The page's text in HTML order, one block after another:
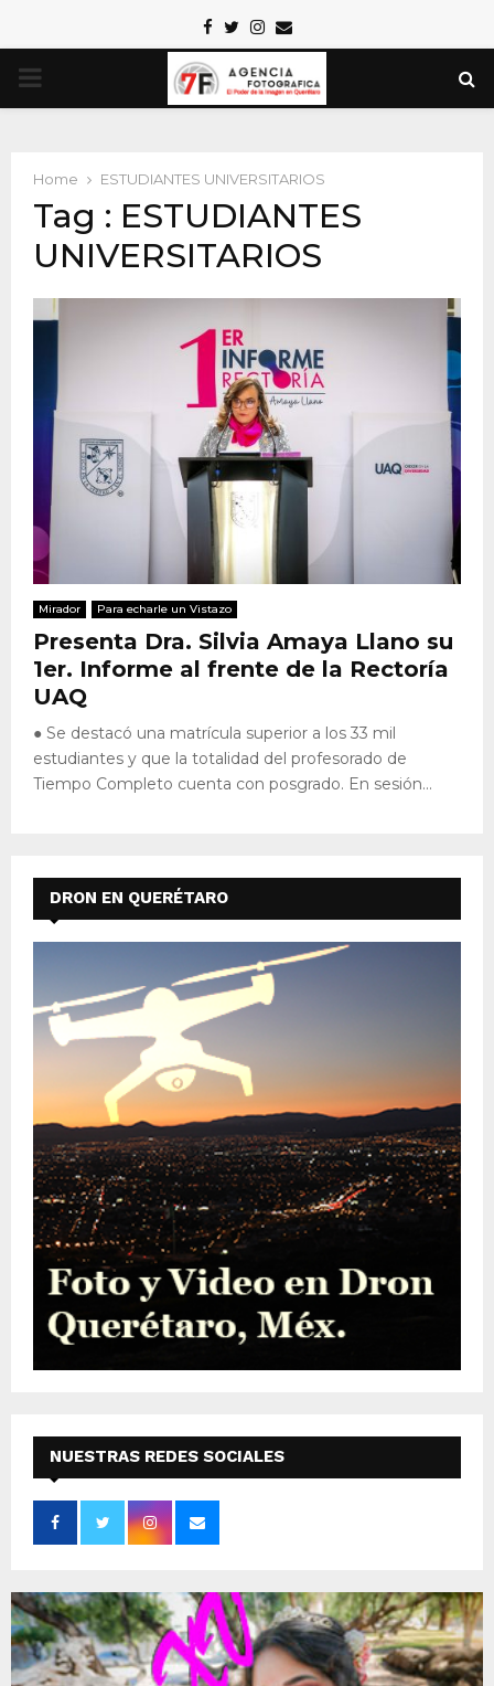
Facebook
TwitterInstagram
Email
PRIMARY
Home ESTUDIANTES UNIVERSITARIOS
Tag : ESTUDIANTES
UNIVERSITARIOS
Mirador Para echarle un Vistazo
Presenta Dra. Silvia Amaya Llano su
1er. Informe al frente de la Rectoría
UAQ
● Se destacó una matrícula superior a los 33 mil
estudiantes y que la totalidad del profesorado de
Tiempo Completo cuenta con posgrado. En sesión...
DRON EN QUERÉTARO
NUESTRAS REDES SOCIALES